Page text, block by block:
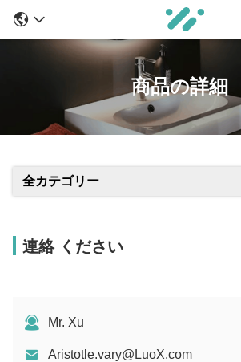
商品の詳細
全カテゴリー
連絡 ください
Mr. Xu
Aristotle.vary@LuoX.com